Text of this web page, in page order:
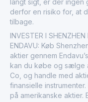
derfor en risiko for, at
tilbage.
INVESTER I
ENDAVU: Køb
aktier gennem
kan du købe og sælge
Co, og handle med
finansielle
på amerikanske